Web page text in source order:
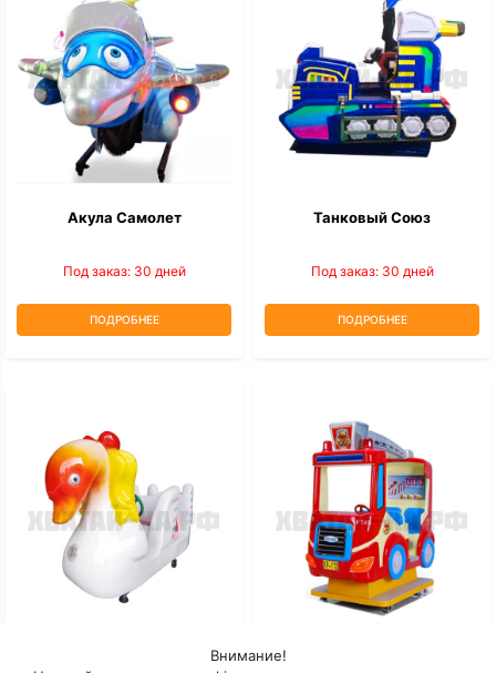
Акула Самолет
Под заказ: 30 дней
ПОДРОБНЕЕ
Танковый Союз
Под заказ: 30 дней
ПОДРОБНЕЕ
Внимание!